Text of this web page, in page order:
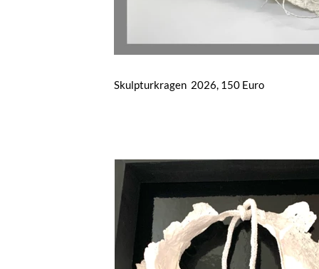
Skulpturkragen 2026, 150 Euro